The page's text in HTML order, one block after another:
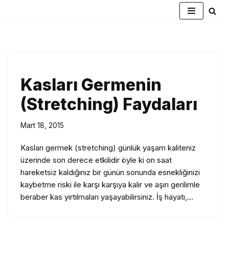
Kasları Germenin
(Stretching) Faydaları
Mart 18, 2015
Kasları germek (stretching) günlük yaşam kaliteniz
üzerinde son derece etkilidir öyle ki on saat
hareketsiz kaldığınız bir günün sonunda esnekliğinizi
kaybetme riski ile karşı karşıya kalır ve aşırı gerilimle
beraber kas yırtılmaları yaşayabilirsiniz. İş hayatı,…